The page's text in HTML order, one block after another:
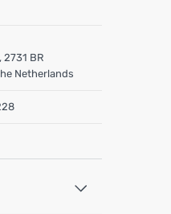
2731 BR
Netherlands